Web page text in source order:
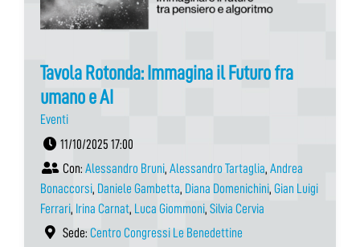
Tavola Rotonda: Immagina il Futuro fra
umano e AI
Eventi
11/10/2025 17:00
Con: Alessandro Bruni, Alessandro Tartaglia, Andrea
Bonaccorsi, Daniele Gambetta, Diana Domenichini, Gian Luigi
Ferrari, Irina Carnat, Luca Giommoni, Silvia Cervia
Sede: Centro Congressi Le Benedettine